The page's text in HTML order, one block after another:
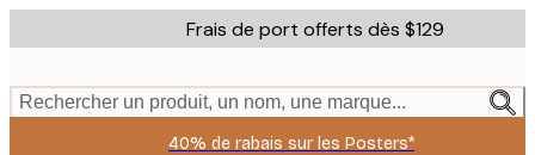
to
content.
Frais de port offerts dès $129
Rechercher un produit, un nom, une marque...
40% de rabais sur les Posters*